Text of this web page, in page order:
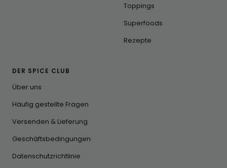
Toppings
Superfoods
Rezepte
DER SPICE CLUB
Über uns
Häufig gestellte Fragen
Versenden & Lieferung
Geschäftsbedingungen
Datenschutzrichtlinie